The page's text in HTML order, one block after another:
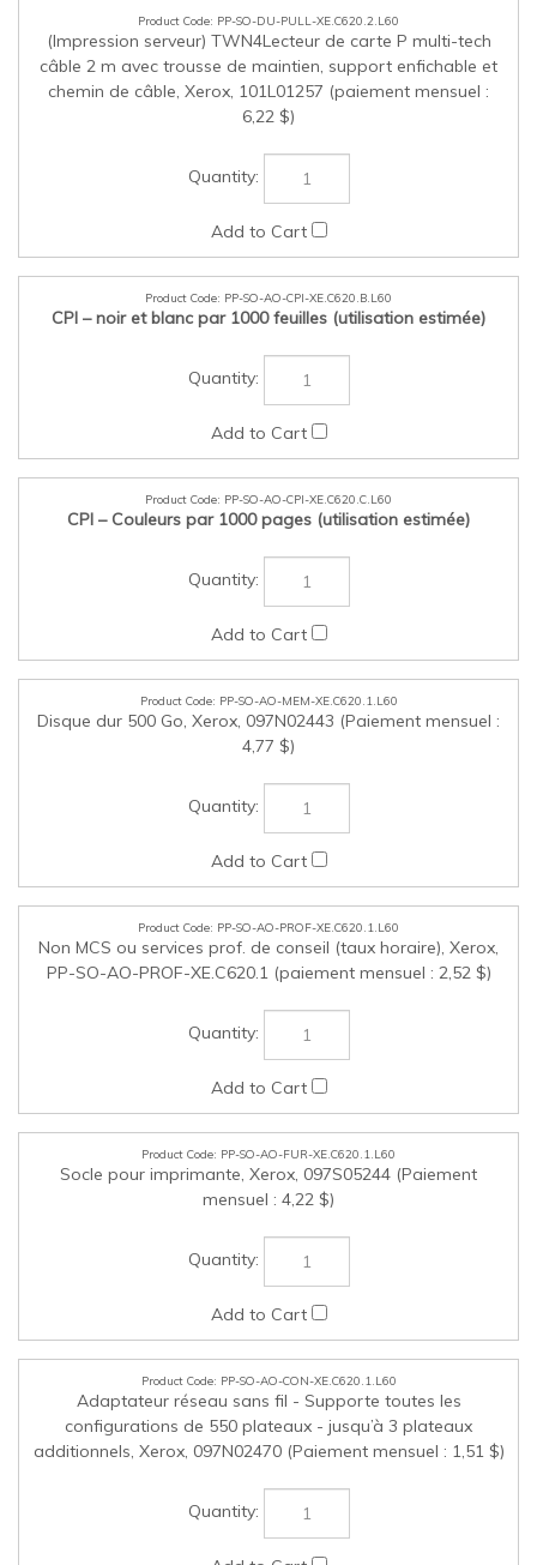
PP-SO-DU-PULL-XE.C620.2.L60
(Impression serveur) TWN4Lecteur de carte P multi-tech
câble 2 m avec trousse de maintien, support enfichable et
chemin de câble, Xerox, 101L01257 (paiement mensuel :
6,22 $)
CPI – noir et blanc par 1000 feuilles (utilisation estimée)
PP-SO-AO-CPI-XE.C620.C.L60
CPI – Couleurs par 1000 pages (utilisation estimée)
PP-SO-AO-MEM-XE.C620.1.L60
Disque dur 500 Go, Xerox, 097N02443 (Paiement mensuel :
4,77 $)
Non MCS ou services prof. de conseil (taux horaire), Xerox,
PP-SO-AO-PROF-XE.C620.1 (paiement mensuel : 2,52 $)
PP-SO-AO-FUR-XE.C620.1.L60
Socle pour imprimante, Xerox, 097S05244 (Paiement
mensuel : 4,22 $)
PP-SO-AO-CON-XE.C620.1.L60
configurations de 550 plateaux - jusqu’à 3 plateaux
additionnels, Xerox, 097N02470 (Paiement mensuel : 1,51 $)